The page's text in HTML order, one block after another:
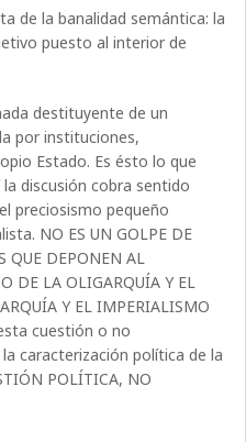
de la banalidad semántica: la
puesto al interior de
destituyente de un
por instituciones,
Estado. Es ésto lo que
discusión cobra sentido
preciosismo pequeño
NO ES UN GOLPE DE
QUE DEPONEN AL
DE LA OLIGARQUÍA Y EL
Y EL IMPERIALISMO
cuestión o no
caracterización política de la
POLÍTICA, NO